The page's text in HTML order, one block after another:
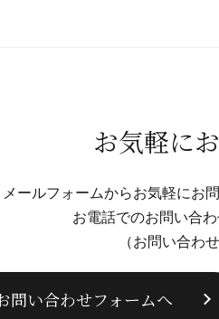
お気軽に
メールフォームからお気軽にお
お電話でのお問い合
（お問い合わ
問い合わせフォームへ